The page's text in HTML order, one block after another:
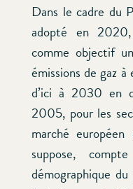
Dans le cadre du
adopté en
comme objectif
émissions de gaz
d’ici à 2030 en
2005, pour les
marché européen
suppose,
démographique